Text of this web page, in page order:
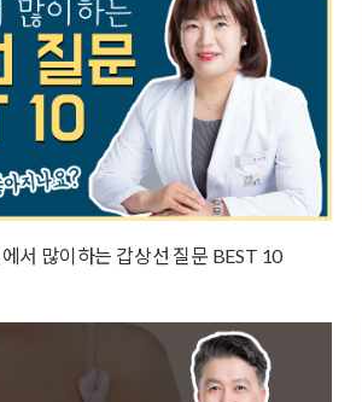
서 많이하는 갑상선 질문 BEST 10